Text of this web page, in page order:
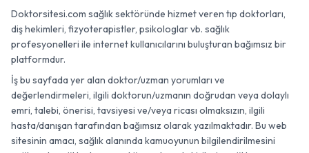
Doktorsitesi.com sağlık sektöründe hizmet veren tıp doktorları,
diş hekimleri, fizyoterapistler, psikologlar vb. sağlık
profesyonelleri ile internet kullanıcılarını buluşturan bağımsız bir
platformdur.
İş bu sayfada yer alan doktor/uzman yorumları ve
değerlendirmeleri, ilgili doktorun/uzmanın doğrudan veya dolaylı
emri, talebi, önerisi, tavsiyesi ve/veya ricası olmaksızın, ilgili
hasta/danışan tarafından bağımsız olarak yazılmaktadır. Bu web
sitesinin amacı, sağlık alanında kamuoyunun bilgilendirilmesini